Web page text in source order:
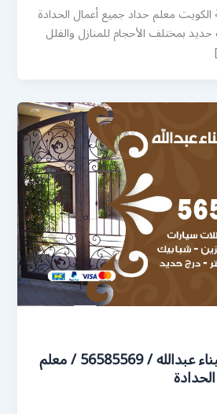
معلم حداد جميع أعمال الحدادة
بمختلف الأحجام للمنازل والفلل
رقم حداد أبواب ميناء عبدالله / 56585569 / معلم